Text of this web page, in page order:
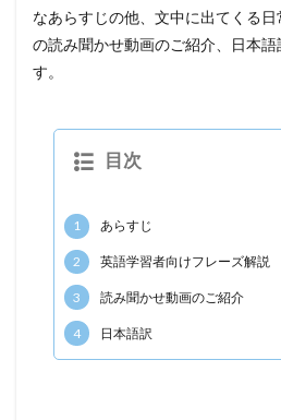
なあらすじの他、文中に出てくる
の読み聞かせ動画のご紹介、日本
す。
目次
1 あらすじ
2 英語学習者向けフレーズ解説
3 読み聞かせ動画のご紹介
4 日本語訳